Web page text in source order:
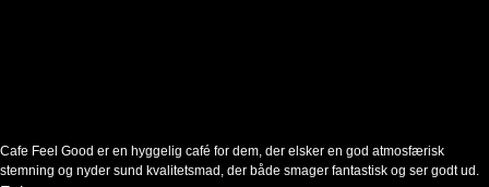
Cafe Feel Good er en hyggelig café for dem, der elsker en god atmosfærisk
stemning og nyder sund kvalitetsmad, der både smager fantastisk og ser godt ud.